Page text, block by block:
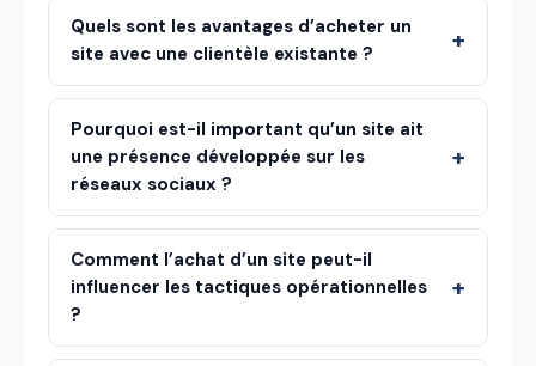
Quels sont les avantages d’acheter un
site avec une clientèle existante ?
Pourquoi est-il important qu’un site ait
une présence développée sur les
réseaux sociaux ?
Comment l’achat d’un site peut-il
influencer les tactiques opérationnelles
?